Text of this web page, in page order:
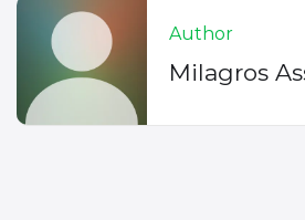
Author
Milagros